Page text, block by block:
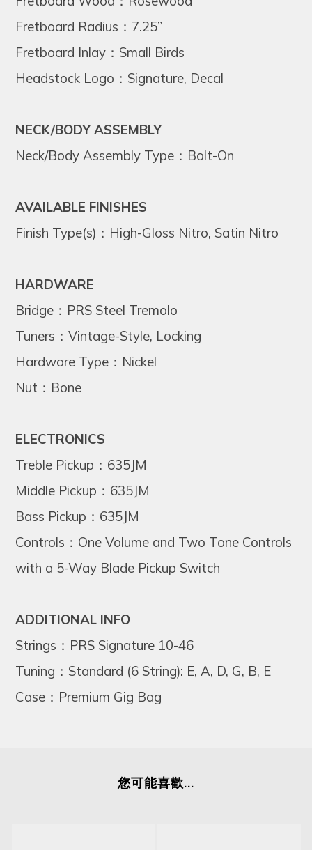
Fretboard Radius：7.25”
Fretboard Inlay：Small Birds
Headstock Logo：Signature, Decal
NECK/BODY ASSEMBLY
Neck/Body Assembly Type：Bolt-On
AVAILABLE FINISHES
Finish Type(s)：High-Gloss Nitro, Satin Nitro
HARDWARE
Bridge：PRS Steel Tremolo
Tuners：Vintage-Style, Locking
Hardware Type：Nickel
Nut：Bone
ELECTRONICS
Treble Pickup：635JM
Middle Pickup：635JM
Bass Pickup：635JM
Controls：One Volume and Two Tone Controls
with a 5-Way Blade Pickup Switch
ADDITIONAL INFO
Strings：PRS Signature 10-46
Tuning：Standard (6 String): E, A, D, G, B, E
Case ： Premium Gig Bag
您可能喜歡...